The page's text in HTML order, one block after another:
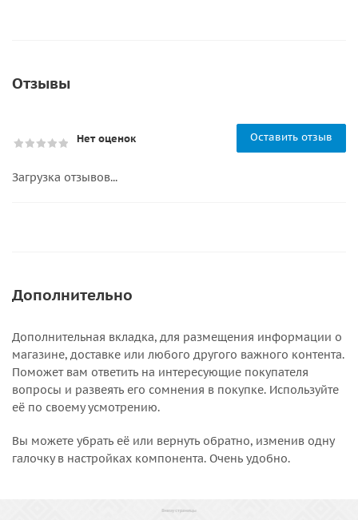
Отзывы
Нет оценок Оставить отзыв
Загрузка отзывов...
Дополнительно
Дополнительная вкладка, для размещения информации о
магазине, доставке или любого другого важного контента.
Поможет вам ответить на интересующие покупателя
вопросы и развеять его сомнения в покупке. Используйте
её по своему усмотрению.
Вы можете убрать её или вернуть обратно, изменив одну
галочку в настройках компонента. Очень удобно.